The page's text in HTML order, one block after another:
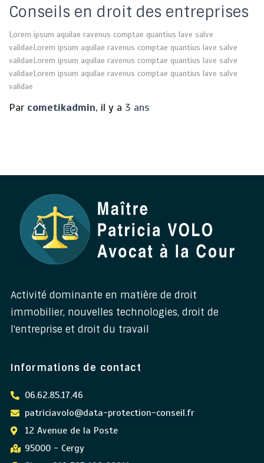
Conseils en droit des entreprises
Lorem ipsum aquilae ravenus comptae quantius lave salve
validaeLorem ipsum aquilae ravenus comptae quantius lave salve
validaeLorem ipsum aquilae ravenus comptae quantius lave salve
validaeLorem ipsum aquilae ravenus comptae quantius lave salve
validae
Par cometikadmin, il y a 3 ans
Activité dominante en matière de droit
immobilier, nouvelles technologies, droit de
l'entreprise et droit du travail
Informations de contact
06.62.85.17.46
patriciavolo@data-protection-conseil.fr
12 Avenue de la Poste
95000 - Cergy